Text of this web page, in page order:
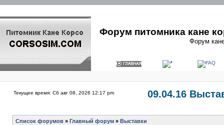
Форум питомника кане
Форум
Текущее время: Сб авг 08, 2026 12:17 pm 09.04.16
Список форумов » Главный форум » Выставки